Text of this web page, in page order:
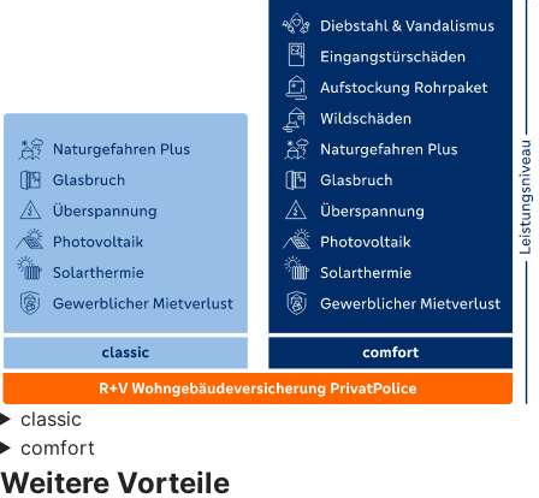
classic
comfort
Weitere Vorteile